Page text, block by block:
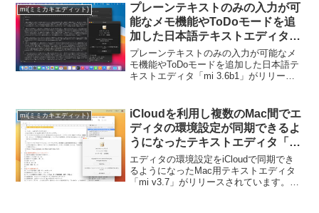
mi(ミミカキエディット)
プレーンテキストのみの入力が可
能なメモ機能やToDoモードを追
加した日本語テキストエディタ
「mi 3.6b1」がリリース。
プレーンテキストのみの入力が可能なメ
モ機能やToDoモードを追加した日本語テ
キストエディタ「mi 3.6b1」がリリース
mi(ミミカキエディット)
iCloudを利用し複数のMac間でエ
ディタの環境設定が同期できるよ
うになったテキストエディタ「mi
v3.7」がリリース。
エディタの環境設定をiCloudで同期でき
るようになったMac用テキストエディタ
「mi v3.7」がリリースされています。詳